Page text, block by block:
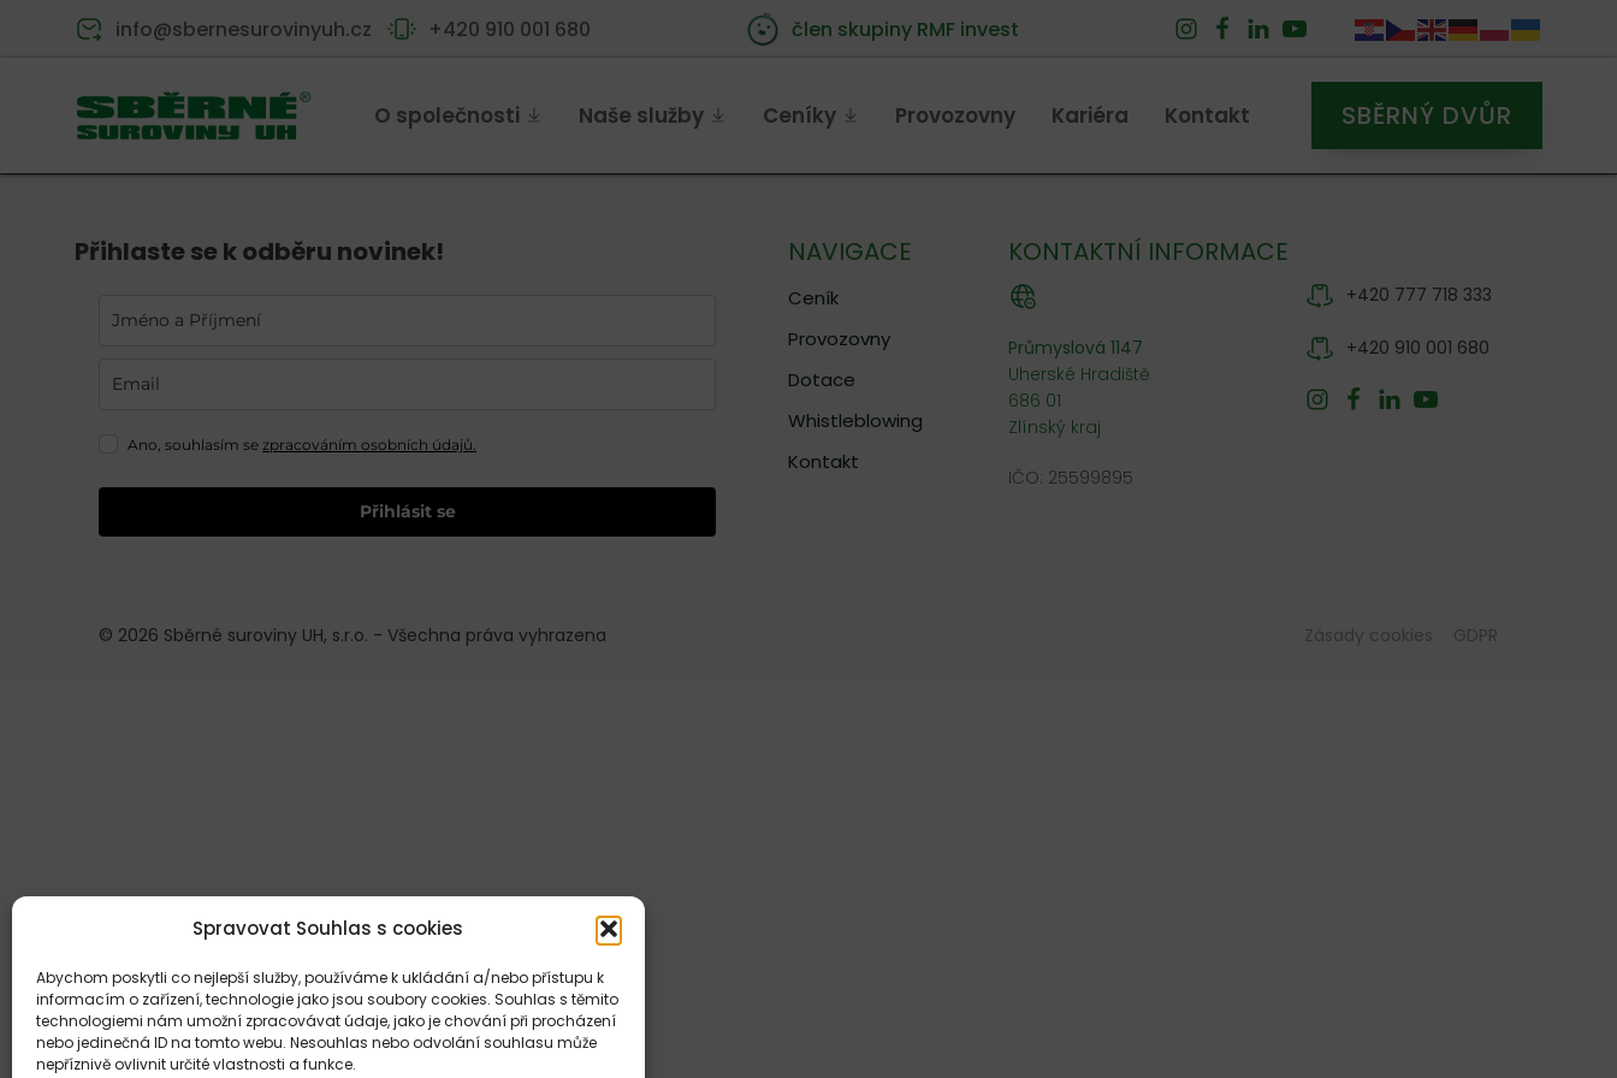
Spravovat Souhlas s cookies
Abychom poskytli co nejlepší služby, používáme k ukládání a/nebo přístupu k
informacím o zařízení, technologie jako jsou soubory cookies. Souhlas s těmito
technologiemi nám umožní zpracovávat údaje, jako je chování při procházení
nebo jedinečná ID na tomto webu. Nesouhlas nebo odvolání souhlasu může
nepříznivě ovlivnit určité vlastnosti a funkce.
info@sbernesurovinyuh.cz +420 910 001 680 člen skupiny RMF invest
O společnosti Naše služby Ceníky Provozovny Kariéra Kontakt SBĚRNÝ DVŮR
Přihlaste se k odběru novinek!
Ano, souhlasím sezpracováním osobních údajů.
Přihlásit se
NAVIGACE
Ceník
Provozovny
Dotace
Whistleblowing
Kontakt
KONTAKTNÍ INFORMACE
Průmyslová 1147
Uherské Hradiště
686 01
Zlínský kraj
IČO: 25599895
+420 777 718 333
+420 910 001 680
© 2026 Sběrné suroviny UH, s.r.o. - Všechna práva vyhrazena Zásady cookies GDPR